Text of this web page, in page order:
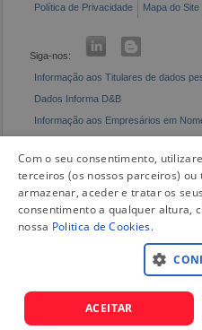
Política de Privacidade
Mapa do Site
Siga-nos:
Informação aos Titulares de dados
Dados Informa D&B
Informação aos Empresários em
Com o seu consentimento,
terceiros (os nossos parceiros)
armazenar, aceder e tratar os
consentimento a qualquer altura,
nossa Politica de Cookies.
ACEITAR